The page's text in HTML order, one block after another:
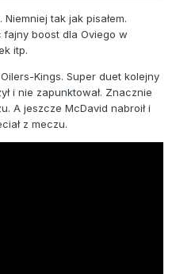
tak jak pisałem.
fajny boost dla Oviego w
itp.
Kings. Super duet kolejny
i nie zapunktował. Znacznie
A jeszcze McDavid nabroił i
z meczu.